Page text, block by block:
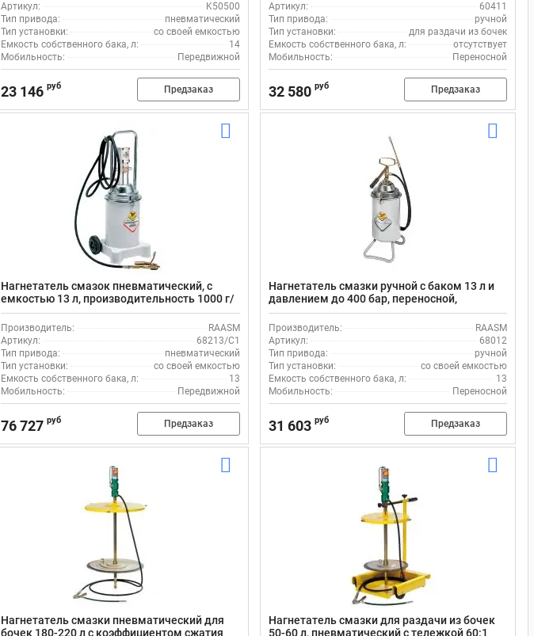
Артикул:
K50500
Тип привода:
пневматический
Тип установки:
со своей емкостью
Емкость собственного бака, л:
14
Мобильность:
Передвижной
23 146 руб Предзаказ
Артикул:
60411
Тип привода:
ручной
Тип установки:
для раздачи из бочек
Емкость собственного бака, л:
отсутствует
Мобильность:
Переносной
32 580 руб Предзаказ
Нагнетатель смазок пневматический, с
емкостью 13 л, производительность 1000 г/
мин, 50:1 RAASM 68213/C1
Производитель:
RAASM
Артикул:
68213/C1
Тип привода:
пневматический
Тип установки:
со своей емкостью
Емкость собственного бака, л:
13
Мобильность:
Передвижной
76 727 руб Предзаказ
Нагнетатель смазки ручной с баком 13 л и
давлением до 400 бар, переносной,
производительность 6г/ход, RAASM 68012
Производитель:
RAASM
Артикул:
68012
Тип привода:
ручной
Тип установки:
со своей емкостью
Емкость собственного бака, л:
13
Мобильность:
Переносной
31 603 руб Предзаказ
Нагнетатель смазки пневматический для
бочек 180-220 л с коэффициентом сжатия
Нагнетатель смазки для раздачи из бочек
50-60 л, пневматический с тележкой 60:1